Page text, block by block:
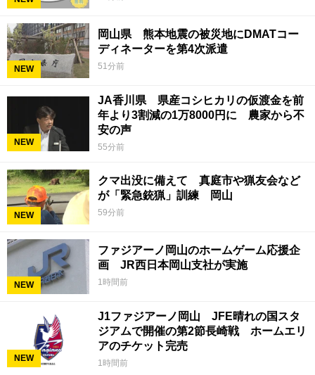
NEW
岡山県 熊本地震の被災地にDMATコー
ディネーターを第4次派遣
51分前
NEW
JA香川県 県産コシヒカリの仮渡金を前
年より3割減の1万8000円に 農家から不
安の声
55分前
NEW
クマ出没に備えて 真庭市や猟友会など
が「緊急銃猟」訓練 岡山
59分前
NEW
ファジアーノ岡山のホームゲーム応援企
画 JR西日本岡山支社が実施
1時間前
NEW
J1ファジアーノ岡山 JFE晴れの国スタ
ジアムで開催の第2節長崎戦 ホームエリ
アのチケット完売
1時間前